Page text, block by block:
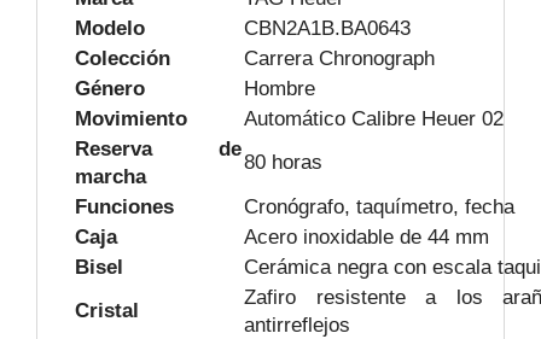
Modelo
CBN2A1B.BA0643
Colección
Carrera Chronograph
Género
Hombre
Movimiento
Automático Calibre Heuer 02
Reserva de
marcha
80 horas
Funciones
Cronógrafo, taquímetro, fecha
Caja
Acero inoxidable de 44 mm
Bisel
Cerámica negra con escala
Cristal
Zafiro resistente a los
antirreflejos